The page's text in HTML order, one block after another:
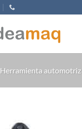
Herramienta automotriz